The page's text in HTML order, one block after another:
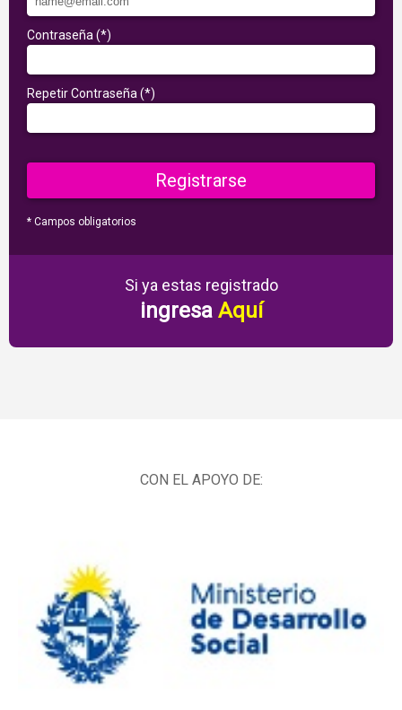
Contraseña (*)
Repetir Contraseña (*)
* Campos obligatorios
Si ya estas registrado
ingresa Aquí
CON EL APOYO DE: